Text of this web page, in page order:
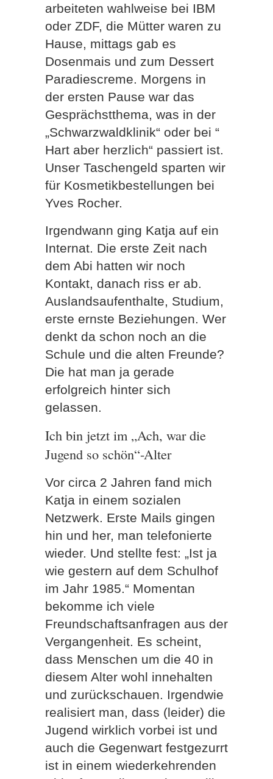
arbeiteten wahlweise bei IBM
oder ZDF, die Mütter waren zu
Hause, mittags gab es
Dosenmais und zum Dessert
Paradiescreme. Morgens in
der ersten Pause war das
Gesprächstthema, was in der
„Schwarzwaldklinik“ oder bei “
Hart aber herzlich“ passiert ist.
Unser Taschengeld sparten wir
für Kosmetikbestellungen bei
Yves Rocher.
Irgendwann ging Katja auf ein
Internat. Die erste Zeit nach
dem Abi hatten wir noch
Kontakt, danach riss er ab.
Auslandsaufenthalte, Studium,
erste ernste Beziehungen. Wer
denkt da schon noch an die
Schule und die alten Freunde?
Die hat man ja gerade
erfolgreich hinter sich
gelassen.
Ich bin jetzt im „Ach, war die
Jugend so schön“-Alter
Vor circa 2 Jahren fand mich
Katja in einem sozialen
Netzwerk. Erste Mails gingen
hin und her, man telefonierte
wieder. Und stellte fest: „Ist ja
wie gestern auf dem Schulhof
im Jahr 1985.“ Momentan
bekomme ich viele
Freundschaftsanfragen aus der
Vergangenheit. Es scheint,
dass Menschen um die 40 in
diesem Alter wohl innehalten
und zurückschauen. Irgendwie
realisiert man, dass (leider) die
Jugend wirklich vorbei ist und
auch die Gegenwart festgezurrt
ist in einem wiederkehrenden